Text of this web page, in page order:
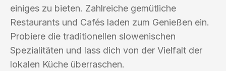
einiges zu bieten. Zahlreiche gemütliche
Restaurants und Cafés laden zum Genießen ein.
Probiere die traditionellen slowenischen
Spezialitäten und lass dich von der Vielfalt der
lokalen Küche überraschen.